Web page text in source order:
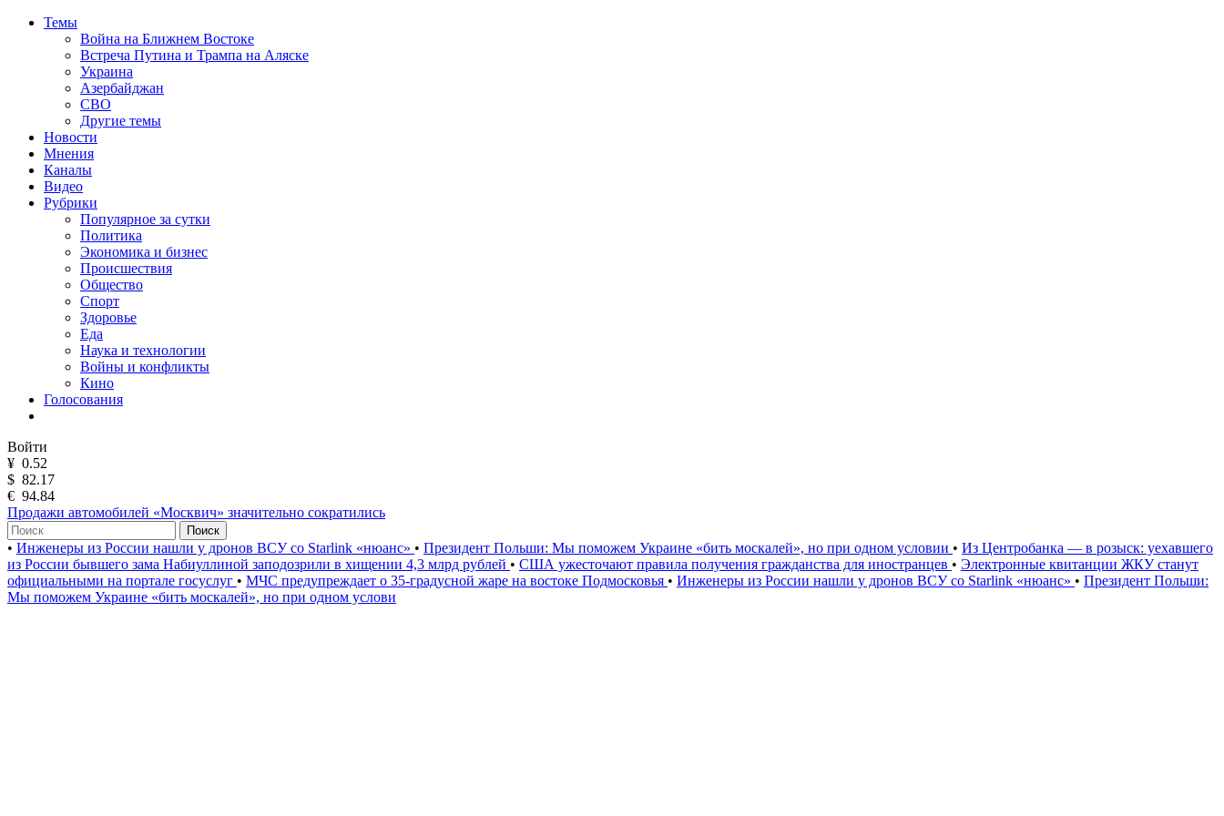
Темы
Война на Ближнем Востоке
Встреча Путина и Трампа на Аляске
Украина
Азербайджан
СВО
Другие темы
Новости
Мнения
Каналы
Видео
Рубрики
Популярное за сутки
Политика
Экономика и бизнес
Происшествия
Общество
Спорт
Здоровье
Еда
Наука и технологии
Войны и конфликты
Кино
Голосования
Войти
¥ 0.52
$ 82.17
€ 94.84
Продажи автомобилей «Москвич» значительно сократились
Поиск
• Инженеры из России нашли у дронов ВСУ со Starlink «нюанс» • Президент Польши: Мы поможем Украине «бить москалей», но при одном условии • Из Центробанка — в розыск: уехавшего
из России бывшего зама Набиуллиной заподозрили в хищении 4,3 млрд рублей • США ужесточают правила получения гражданства для иностранцев • Электронные квитанции ЖКУ станут
официальными на портале госуслуг • МЧС предупреждает о 35-градусной жаре на востоке Подмосковья • Инженеры из России нашли у дронов ВСУ со Starlink «нюанс» • Президент Польши:
Мы поможем Украине «бить москалей», но при одном услови